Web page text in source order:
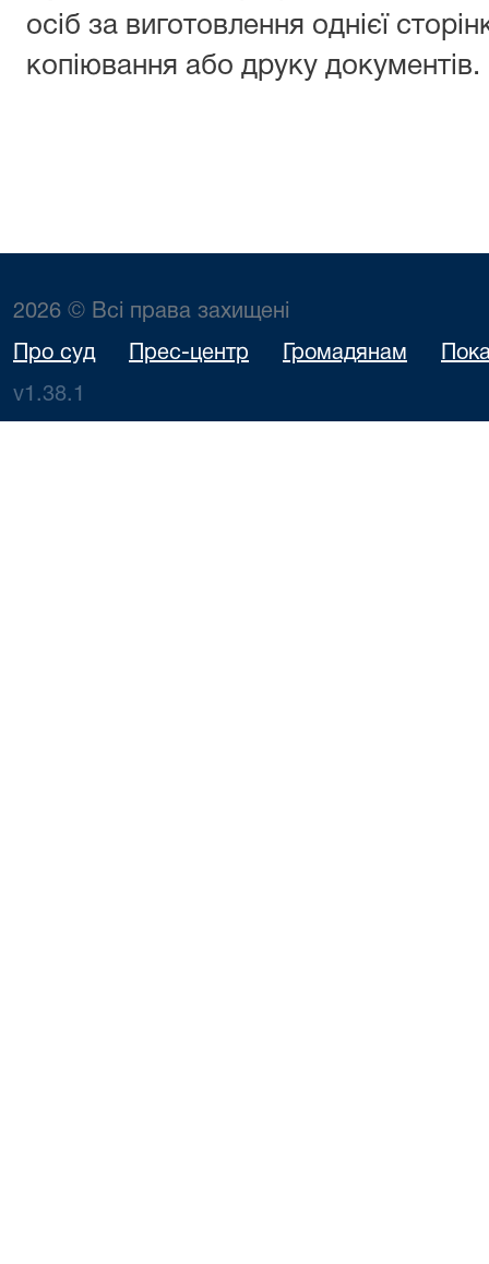
осіб за виготовлення однієї
копіювання або друку документів.
2026 © Всі права захищені
Про суд Прес-центр Громадянам
v1.38.1